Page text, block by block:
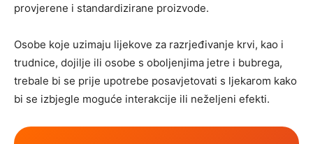
provjerene i standardizirane proizvode.
Osobe koje uzimaju lijekove za razrjeđivanje krvi, kao i
trudnice, dojilje ili osobe s oboljenjima jetre i bubrega,
trebale bi se prije upotrebe posavjetovati s ljekarom kako
bi se izbjegle moguće interakcije ili neželjeni efekti.